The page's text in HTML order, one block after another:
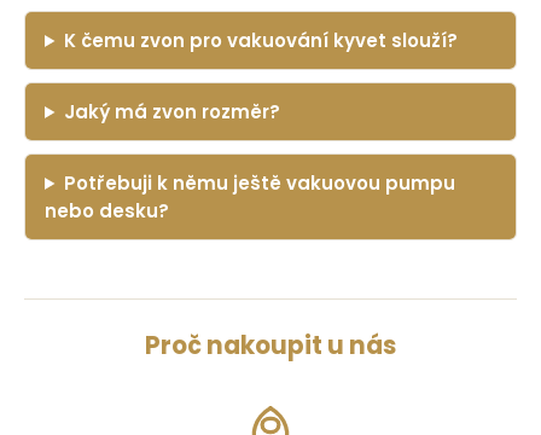
K čemu zvon pro vakuování kyvet slouží?
Jaký má zvon rozměr?
Potřebuji k němu ještě vakuovou pumpu
nebo desku?
Proč nakoupit u nás